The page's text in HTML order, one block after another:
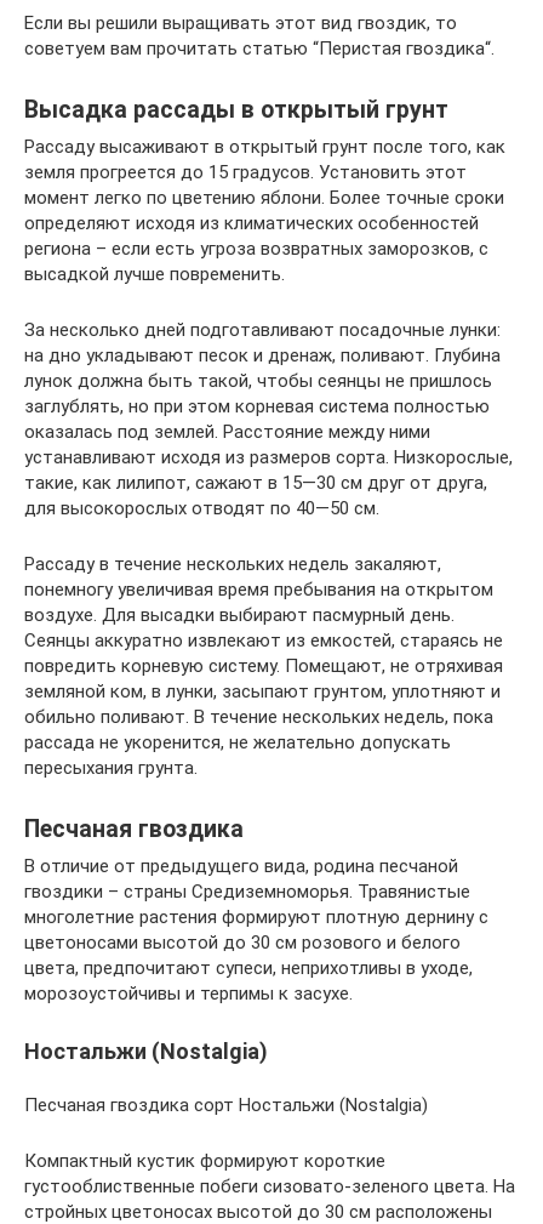
Если вы решили выращивать этот вид гвоздик, то
советуем вам прочитать статью “Перистая гвоздика“.
Высадка рассады в открытый грунт
Рассаду высаживают в открытый грунт после того, как
земля прогреется до 15 градусов. Установить этот
момент легко по цветению яблони. Более точные сроки
определяют исходя из климатических особенностей
региона – если есть угроза возвратных заморозков, с
высадкой лучше повременить.
За несколько дней подготавливают посадочные лунки:
на дно укладывают песок и дренаж, поливают. Глубина
лунок должна быть такой, чтобы сеянцы не пришлось
заглублять, но при этом корневая система полностью
оказалась под землей. Расстояние между ними
устанавливают исходя из размеров сорта. Низкорослые,
такие, как лилипот, сажают в 15—30 см друг от друга,
для высокорослых отводят по 40—50 см.
Рассаду в течение нескольких недель закаляют,
понемногу увеличивая время пребывания на открытом
воздухе. Для высадки выбирают пасмурный день.
Сеянцы аккуратно извлекают из емкостей, стараясь не
повредить корневую систему. Помещают, не отряхивая
земляной ком, в лунки, засыпают грунтом, уплотняют и
обильно поливают. В течение нескольких недель, пока
рассада не укоренится, не желательно допускать
пересыхания грунта.
Песчаная гвоздика
В отличие от предыдущего вида, родина песчаной
гвоздики – страны Средиземноморья. Травянистые
многолетние растения формируют плотную дернину с
цветоносами высотой до 30 см розового и белого
цвета, предпочитают супеси, неприхотливы в уходе,
морозоустойчивы и терпимы к засухе.
Ностальжи (Nostalgia)
Песчаная гвоздика сорт Ностальжи (Nostalgia)
Компактный кустик формируют короткие
густооблиственные побеги сизовато-зеленого цвета. На
стройных цветоносах высотой до 30 см расположены